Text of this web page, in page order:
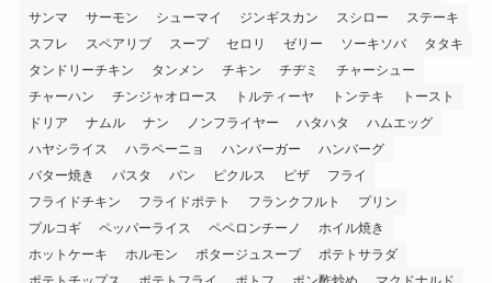
サンマ
サーモン シューマイ ジンギスカン スシロー
ステーキ
スフレ
スペアリブ スープ セロリ ゼリー ソーキソバ
タタキ
タンドリーチキン
タンメン チキン チヂミ
チャーシュー
チャーハン
チンジャオロース トルティーヤ トンテキ
トースト
ドリア
ナムル ナン ノンフライヤー ハタハタ
ハムエッグ
ハヤシライス
ハラペーニョ ハンバーガー
ハンバーグ
バター焼き
パスタ パン ピクルス ピザ
フライ
フライドチキン
フライドポテト フランクフルト
プリン
プルコギ
ペッパーライス ペペロンチーノ
ホイル焼き
ホットケーキ
ホルモン ポタージュスープ
ポテトサラダ